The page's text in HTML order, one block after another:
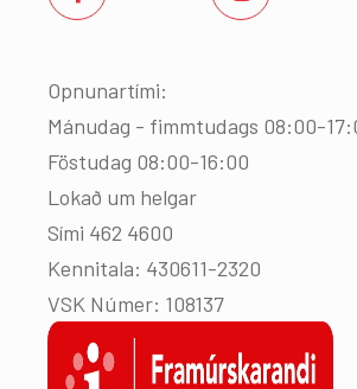
Opnunartími:
Mánudag - fimmtudags 08:00-
Föstudag 08:00-16:00
Lokað um helgar
Sími 462 4600
Kennitala: 430611-2320
VSK Númer: 108137